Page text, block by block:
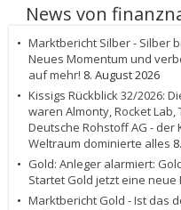
News von
Marktbericht Silber - Silber
Neues Momentum und
auf mehr! 8. August 2026
Kissigs Rückblick 32/2026:
waren Almonty, Rocket
Deutsche Rohstoff AG - der
Weltraum dominierte alles
Gold: Anleger alarmiert:
Startet Gold jetzt eine neue
Marktbericht Gold - Ist das